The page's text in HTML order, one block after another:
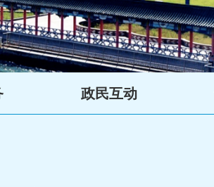
政民互动